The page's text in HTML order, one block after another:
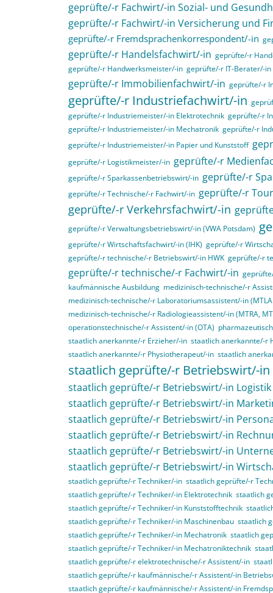
geprüfte/-r Fachwirt/-in Sozial- und
geprüfte/-r Fachwirt/-in Versicherung und
geprüfte/-r Fremdsprachenkorrespondent/-in
geprüfte/-r Handelsfachwirt/-in geprüfte/-r
geprüfte/-r Handwerksmeister/-in geprüfte/-r IT-Berater/-in
geprüfte/-r Immobilienfachwirt/-in geprüfte/-r
geprüfte/-r Industriefachwirt/-in
geprüfte/-r Industriemeister/-in Elektrotechnik geprüfte/-r
geprüfte/-r Industriemeister/-in Mechatronik geprüfte/-r
geprüfte/-r Industriemeister/-in Papier und Kunststoff
geprüfte/-r Logistikmeister/-in geprüfte/-r
geprüfte/-r Sparkassenbetriebswirt/-in geprüfte/-r
geprüfte/-r Technische/-r Fachwirt/-in geprüfte/-r
geprüfte/-r Verkehrsfachwirt/-in
geprüfte/-r Verwaltungsbetriebswirt/-in (VWA Potsdam)
geprüfte/-r Wirtschaftsfachwirt/-in (IHK) geprüfte/-r
geprüfte/-r technische/-r Betriebswirt/-in HWK geprüfte/-r
geprüfte/-r technische/-r Fachwirt/-in
kaufmännische Ausbildung medizinisch-technische/-r
medizinisch-technische/-r Laboratoriumsassistent/-in
medizinisch-technische/-r Radiologieassistent/-in (MTRA,
operationstechnische/-r Assistent/-in (OTA)
staatlich anerkannte/-r Erzieher/-in staatlich anerkannte/-r
staatlich anerkannte/-r Physiotherapeut/-in staatlich
staatlich geprüfte/-r Betriebswirt/-in
staatlich geprüfte/-r Betriebswirt/-in Logistik
staatlich geprüfte/-r Betriebswirt/-in
staatlich geprüfte/-r Betriebswirt/-in
staatlich geprüfte/-r Betriebswirt/-in
staatlich geprüfte/-r Betriebswirt/-in
staatlich geprüfte/-r Betriebswirt/-in
staatlich geprüfte/-r Techniker/-in staatlich geprüfte/-r
staatlich geprüfte/-r Techniker/-in Elektrotechnik staatlich
staatlich geprüfte/-r Techniker/-in Kunststofftechnik
staatlich geprüfte/-r Techniker/-in Maschinenbau staatlich
staatlich geprüfte/-r Techniker/-in Mechatronik staatlich
staatlich geprüfte/-r Techniker/-in Mechatroniktechnik
staatlich geprüfte/-r elektrotechnische/-r Assistent/-in
staatlich geprüfte/-r kaufmännische/-r Assistent/-in
staatlich geprüfte/-r kaufmännische/-r Assistent/-in